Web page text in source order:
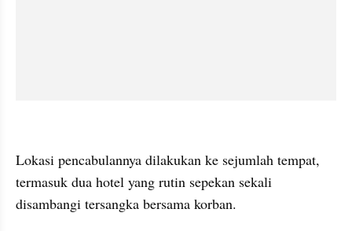
Lokasi pencabulannya dilakukan ke sejumlah tempat,
termasuk dua hotel yang rutin sepekan sekali
disambangi tersangka bersama korban.